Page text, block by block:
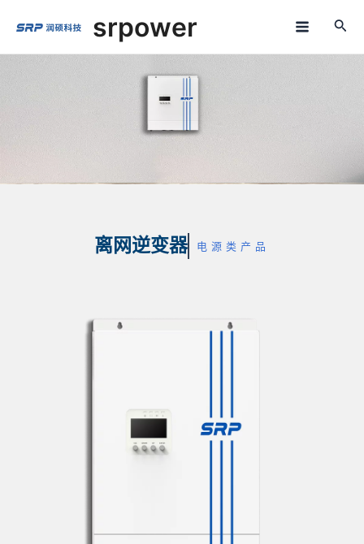
srpower
n
离网逆变器 电源类产品